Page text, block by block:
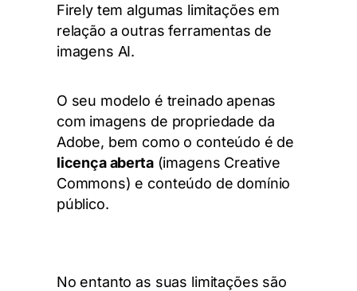
Firely tem algumas limitações em
relação a outras ferramentas de
imagens AI.
O seu modelo é treinado apenas
com imagens de propriedade da
Adobe, bem como o conteúdo é de
licença aberta(imagens Creative
Commons) e conteúdo de domínio
público.
No entanto as suas limitações são